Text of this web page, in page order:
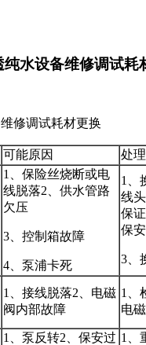
水设备维修调试耗
修调试耗材更换
可能原因 处
1、保险丝烧断或电
线脱落2、供水管路
欠压
3、控制箱故障
4、泵浦卡死
1、
线
保
保
3、
1、接线脱落2、电磁
阀内部故障
1、
电
1、泵反转2、保安过 1、